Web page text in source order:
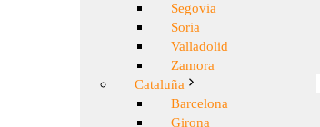
Segovia
Soria
Valladolid
Zamora
Cataluña
Barcelona
Girona